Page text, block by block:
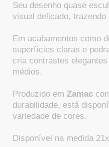
Seu desenho quase
visual delicado, trazendo
Em acabamentos como
superfícies claras e
cria contrastes
médios.
Produzido em Zamac
durabilidade, está
variedade de cores.
Disponível na medida